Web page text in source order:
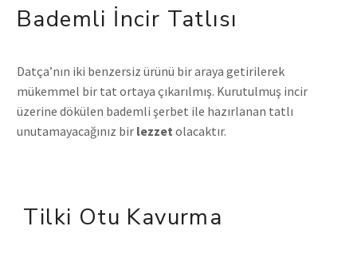
Bademli İncir Tatlısı
Datça’nın iki benzersiz ürünü bir araya getirilerek
mükemmel bir tat ortaya çıkarılmış. Kurutulmuş incir
üzerine dökülen bademli şerbet ile hazırlanan tatlı
unutamayacağınız bir lezzet olacaktır.
Tilki Otu Kavurma